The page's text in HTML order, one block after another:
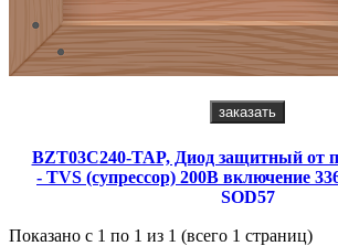
заказать
BZT03C240-TAP, Диод защитный от
- TVS (супрессор) 200В включение
SOD57
Показано с 1 по 1 из 1 (всего 1 страниц)